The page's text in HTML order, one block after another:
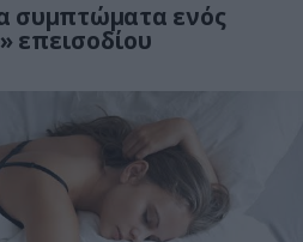
συμπτώματα ενός
επεισοδίου